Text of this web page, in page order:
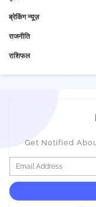
ब्रेकिंग न्यूज़
राजनीति
राशिफल
Get Notified